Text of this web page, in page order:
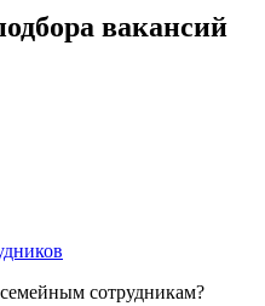
вакансий
сотрудникам?